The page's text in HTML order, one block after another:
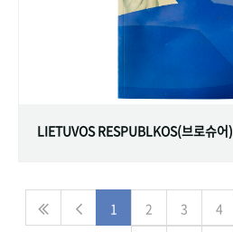
LIETUVOS RESPUBLKOS(브로슈어)
1 2 3 4